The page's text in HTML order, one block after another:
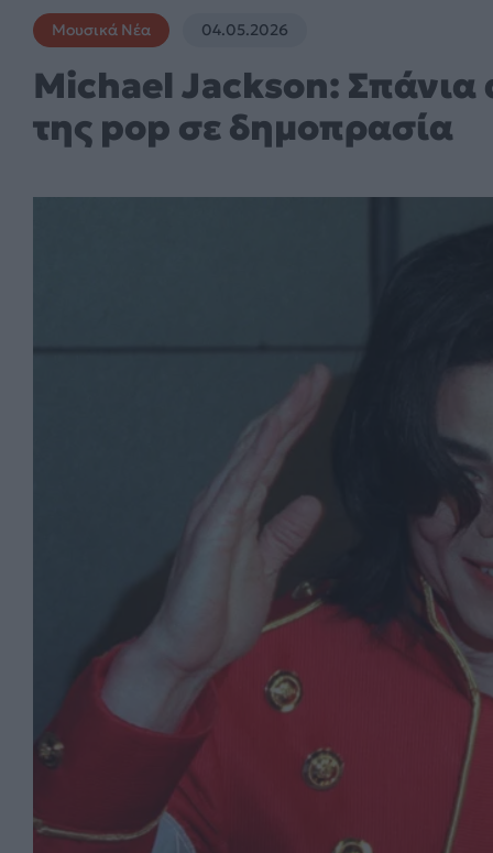
Μουσικά Νέα 04.05.2026
Michael Jackson: Σπάνια
της pop σε δημοπρασία